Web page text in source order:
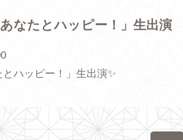
なたとハッピー！」生出演
ハッピー！」生出演✨